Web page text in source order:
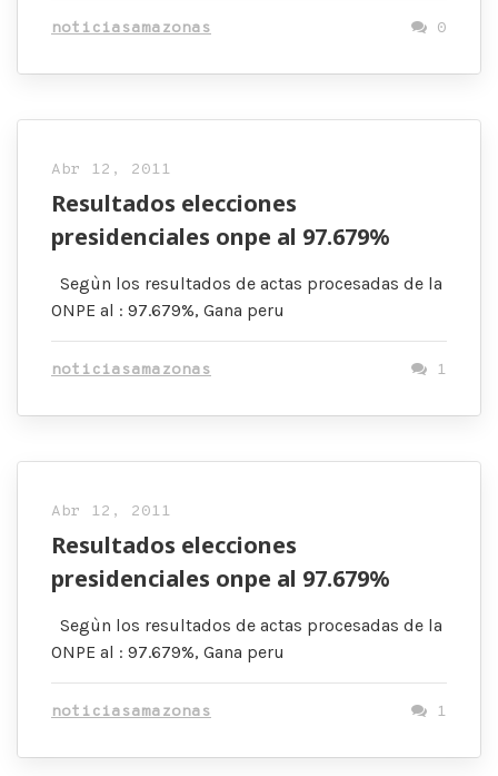
noticiasamazonas 0
Abr 12, 2011
Resultados elecciones
presidenciales onpe al 97.679%
Segùn los resultados de actas procesadas de la
ONPE al : 97.679%, Gana peru
noticiasamazonas 1
Abr 12, 2011
Resultados elecciones
presidenciales onpe al 97.679%
Segùn los resultados de actas procesadas de la
ONPE al : 97.679%, Gana peru
noticiasamazonas 1